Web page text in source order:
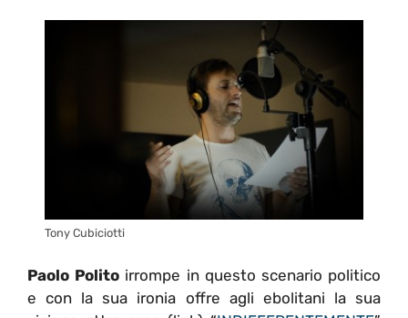
Tony Cubiciotti
Paolo Polito irrompe in questo scenario politico
e con la sua ironia offre agli ebolitani la sua